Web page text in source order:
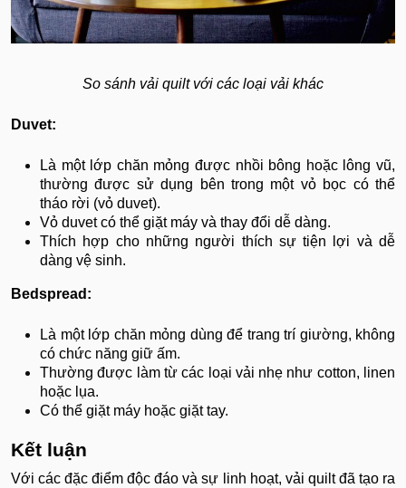
​​​​​​​So sánh vải quilt với các loại vải khác
Duvet:
Là một lớp chăn mỏng được nhồi bông hoặc lông vũ,
thường được sử dụng bên trong một vỏ bọc có thể
tháo rời (vỏ duvet).
Vỏ duvet có thể giặt máy và thay đổi dễ dàng.
Thích hợp cho những người thích sự tiện lợi và dễ
dàng vệ sinh.
Bedspread:
Là một lớp chăn mỏng dùng để trang trí giường, không
có chức năng giữ ấm.
Thường được làm từ các loại vải nhẹ như cotton, linen
hoặc lụa.
Có thể giặt máy hoặc giặt tay.
Kết luận
Với các đặc điểm độc đáo và sự linh hoạt, vải quilt đã tạo ra